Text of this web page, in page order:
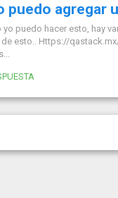
puedo agregar
yo puedo hacer esto, hay
de esto.. Https://